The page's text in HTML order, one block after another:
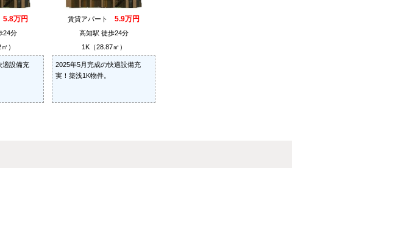
5.8万円
24分
）
適設備充
賃貸アパート 5.9万円
高知駅 徒歩24分
1K（28.87㎡）
2025年5月完成の快適設備充
実！築浅1K物件。